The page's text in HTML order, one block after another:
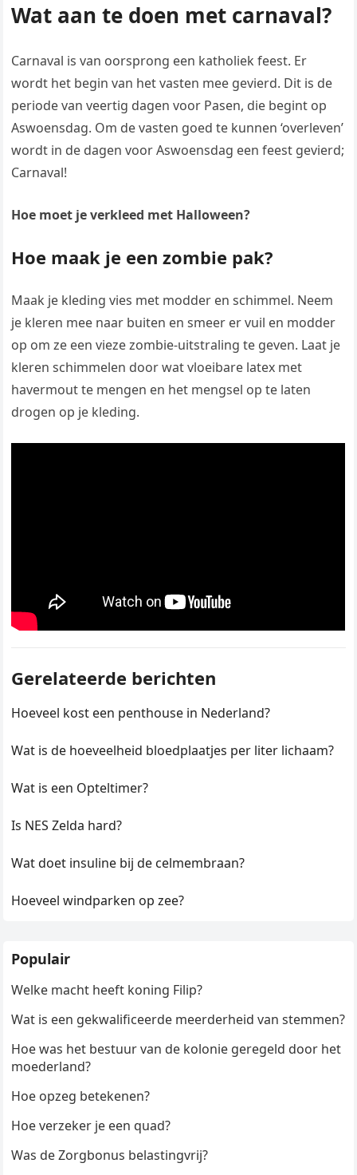
Wat aan te doen met carnaval?
Carnaval is van oorsprong een katholiek feest. Er
wordt het begin van het vasten mee gevierd. Dit is de
periode van veertig dagen voor Pasen, die begint op
Aswoensdag. Om de vasten goed te kunnen ‘overleven’
wordt in de dagen voor Aswoensdag een feest gevierd;
Carnaval!
Hoe moet je verkleed met Halloween?
Hoe maak je een zombie pak?
Maak je kleding vies met modder en schimmel. Neem
je kleren mee naar buiten en smeer er vuil en modder
op om ze een vieze zombie-uitstraling te geven. Laat je
kleren schimmelen door wat vloeibare latex met
havermout te mengen en het mengsel op te laten
drogen op je kleding.
Gerelateerde berichten
Hoeveel kost een penthouse in Nederland?
Wat is de hoeveelheid bloedplaatjes per liter lichaam?
Wat is een Opteltimer?
Is NES Zelda hard?
Wat doet insuline bij de celmembraan?
Hoeveel windparken op zee?
Populair
Welke macht heeft koning Filip?
Wat is een gekwalificeerde meerderheid van stemmen?
Hoe was het bestuur van de kolonie geregeld door het
moederland?
Hoe opzeg betekenen?
Hoe verzeker je een quad?
Was de Zorgbonus belastingvrij?